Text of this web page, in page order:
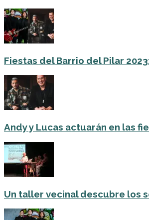
Fiestas del Barrio del Pilar
Andy y Lucas actuarán en las
Un taller vecinal descubre los